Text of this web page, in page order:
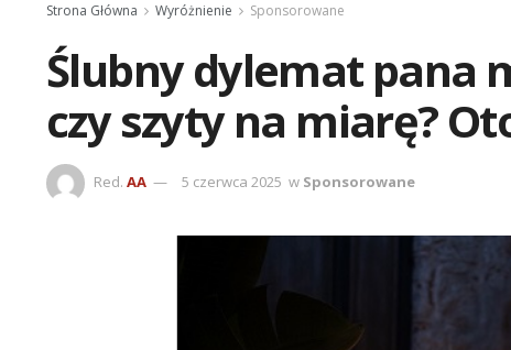
Strona Główna Wyróżnienie Sponsorowane
Ślubny dylemat pana
czy szyty na miarę?
Red. AA 5 czerwca 2025 w Sponsorowane